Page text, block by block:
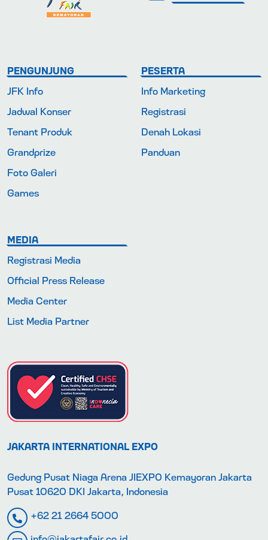
PENGUNJUNG
JFK Info
Jadwal Konser
Tenant Produk
Grandprize
Foto Galeri
Games
PESERTA
Info Marketing
Registrasi
Denah Lokasi
Panduan
MEDIA
Registrasi Media
Official Press Release
Media Center
List Media Partner
JAKARTA INTERNATIONAL EXPO
Gedung Pusat Niaga Arena JIEXPO Kemayoran Jakarta
Pusat 10620 DKI Jakarta, Indonesia
+62 21 2664 5000